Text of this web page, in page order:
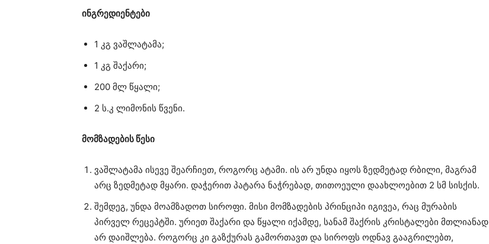
ინგრედიენტები
1 კგ ვაშლატამა;
1 კგ შაქარი;
200 მლ წყალი;
2 ს.კ ლიმონის წვენი.
მომზადების წესი
ვაშლატამა ისევე შეარჩიეთ, როგორც ატამი. ის არ უნდა იყოს ზედმეტად რბილი, მაგრამ
არც ზედმეტად მყარი. დაჭერით პატარა ნაჭრებად, თითოეული დაახლოებით 2 სმ სისქის.
შემდეგ, უნდა მოამზადოთ სიროფი. მისი მომზადების პრინციპი იგივეა, რაც მურაბის
პირველ რეცეპტში. ურიეთ შაქარი და წყალი იქამდე, სანამ შაქრის კრისტალები მთლიანად
არ დაიშლება. როგორც კი გაზქურას გამორთავთ და სიროფს ოდნავ გააგრილებთ,